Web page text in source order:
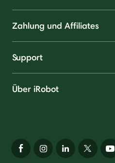
Zahlung und Affiliates
Support
Über iRobot